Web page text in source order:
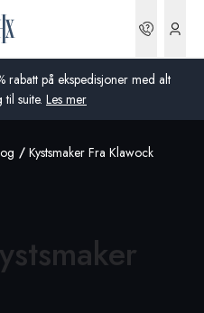
rabatt på ekspedisjoner med alt
suite. Les mer
Kystsmaker Fra Klawock